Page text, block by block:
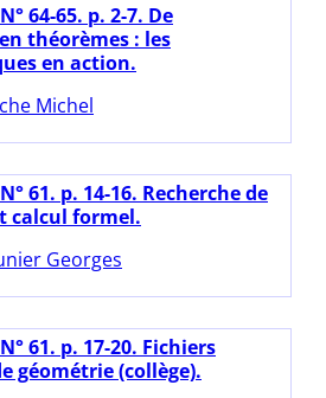
64-65. p. 2-7. De
théorèmes : les
en action.
Michel
61. p. 14-16. Recherche de
calcul formel.
Georges
61. p. 17-20. Fichiers
géométrie (collège).